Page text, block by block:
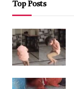
Top Posts